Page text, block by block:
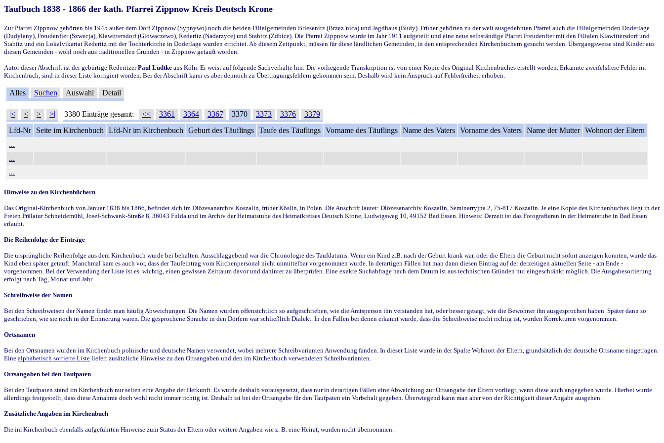
Taufbuch 1838 - 1866 der kath. Pfarrei Zippnow Kreis Deutsch Krone
Zur Pfarrei Zippnow gehörten bis 1945 außer dem Dorf Zippnow (Sypnywo) noch die beiden Filialgemeinden Briesenitz (Brzez`nica) und Jagdhaus (Budy). Früher gehörten zu der weit ausgedehnten Pfarrei auch die Filialgemeinden Doderlage
(Dudylany), Freudenfier (Szwecja), Klawittersdorf (Glowaczewo), Rederitz (Nadarzyce) und Stabitz (Zdbice). Die Pfarrei Zippnow wurde im Jahr 1911 aufgeteilt und eine neue selbständige Pfarrei Freudenfier mit den Filialen Klawittersdorf und
Stabitz und ein Lokalvikariat Rederitz mit der Tochterkirche in Doderlage wurden errichtet. Ab diesem Zeitpunkt, müssen für diese ländlichen Gemeinden, in den entsprechenden Kirchenbüchern gesucht werden. Übergangsweise sind Kinder aus
diesen Gemeinden - wohl noch aus traditionellen Gründen - in Zippnow getauft worden.
Autor dieser Abschrift ist der gebürtige RederitzerPaul Lüdtke aus Köln. Er weist auf folgende Sachverhalte hin: Die vorliegende Transkription ist von einer Kopie des Original-Kirchenbuches erstellt worden. Erkannte zweifelsfreie Fehler im
Kirchenbuch, sind in dieser Liste korrigiert worden. Bei der Abschrift kann es aber dennoch zu Übertragungsfehlern gekommen sein. Deshalb wird kein Anspruch auf Fehlerfreiheit erhoben.
Alles Suchen Auswahl Detail
|< < > >| 3380 Einträge gesamt: << 3361 3364 3367 3370 3373 3376
3379
Lfd-Nr
Seite im Kirchenbuch Lfd-Nr im Kirchenbuch Geburt des Täuflings Taufe des Täuflings Vorname des Täuflings Name des Vaters Vorname des Vaters Name der Mutter Wohnort der Eltern
...
...
...
Hinweise zu den Kirchenbüchern
Das Original-Kirchenbuch von Januar 1838 bis 1866, befindet sich im Diözesanarchiv Koszalin, früher Köslin, in Polen. Die Anschrift lautet: Diözesanarchiv Koszalin, Seminarryjna 2, 75-817 Koszalin. Je eine Kopie des Kirchenbuches liegt in der
Freien Prälatur Schneidemühl, Josef-Schwank-Straße 8, 36043 Fulda und im Archiv der Heimatstube des Heimatkreises Deutsch Krone, Ludwigsweg 10, 49152 Bad Essen. Hinweis: Derzeit ist das Fotografieren in der Heimatstube in Bad Essen
erlaubt.
Die Reihenfolge der Einträge
Die ursprüngliche Reihenfolge aus dem Kirchenbuch wurde bei behalten. Ausschlaggebend war die Chronologie des Taufdatums. Wenn ein Kind z.B. nach der Geburt krank war, oder die Eltern die Geburt nicht sofort anzeigen konnten, wurde das
Kind eben später getauft. Manchmal kam es auch vor, dass der Taufeintrag vom Kirchenpersonal nicht unmittelbar vorgenommen wurde. In derartigen Fällen hat man dann diesen Eintrag auf der derzeitigen aktuellen Seite - am Ende -
vorgenommen. Bei der Verwendung der Liste ist es wichtig, einen gewissen Zeitraum davor und dahinter zu überprüfen. Eine exakte Suchabfrage nach dem Datum ist aus technischen Gründen nur eingeschränkt möglich. Die Ausgabesortierung
erfolgt nach Tag, Monat und Jahr.
Schreibweise der Namen
Bei den Schreibweisen der Namen findet man häufig Abweichungen. Die Namen wurden offensichtlich so aufgeschrieben, wie die Amtsperson ihn verstanden hat, oder besser gesagt, wie die Bewohner ihn ausgesprochen haben. Später dann so
geschrieben, wie sie noch in der Erinnerung waren. Die gesprochene Sprache in den Dörfern war schließlich Dialekt. In den Fällen bei denen erkannt wurde, dass die Schreibweise nicht richtig ist, wurden Korrekturen vorgenommen.
Ortsnamen
Bei den Ortsnamen wurden im Kirchenbuch polnische und deutsche Namen verwendet, wobei mehrere Schreibvarianten Anwendung fanden. In dieser Liste wurde in der Spalte Wohnort der Eltern, grundsätzlich der deutsche Ortsname eingetragen.
Eine alphabetisch sortierte Liste liefert zusätzliche Hinweise zu den Ortsangaben und den im Kirchenbuch verwendeten Schreibvarianten.
Ortsangaben bei den Taufpaten
Bei den Taufpaten stand im Kirchenbuch nur selten eine Angabe der Herkunft. Es wurde deshalb vorausgesetzt, dass nur in derartigen Fällen eine Abweichung zur Ortsangabe der Eltern vorliegt, wenn diese auch angegeben wurde. Hierbei wurde
allerdings festgestellt, dass diese Annahme doch wohl nicht immer richtig ist. Deshalb ist bei der Ortsangabe für den Taufpaten ein Vorbehalt gegeben. Überwiegend kann man aber von der Richtigkeit dieser Angabe ausgehen.
Zusätzliche Angaben im Kirchenbuch
Die im Kirchenbuch ebenfalls aufgeführten Hinweise zum Status der Eltern oder weitere Angaben wie z. B. eine Heirat, wurden nicht übernommen.